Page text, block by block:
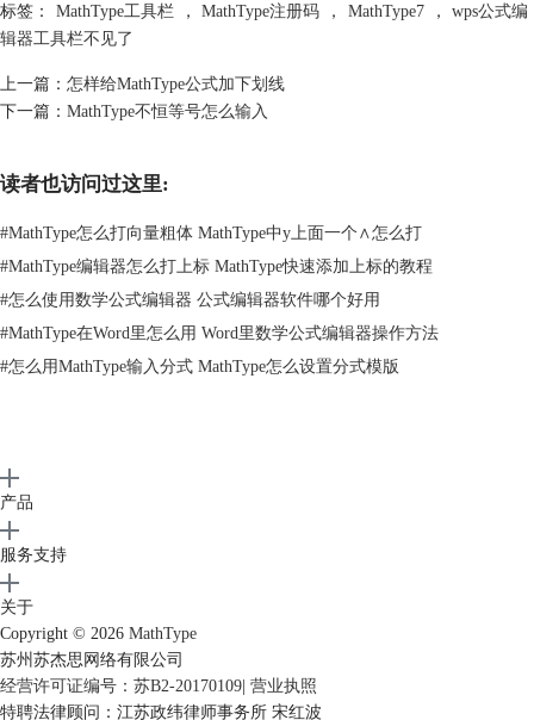
在“工具栏大小”一项中选择合适的显示比例
以上内容向大家介绍了MathType工具栏显示比例的调整方法，操作过程
很简单，大家可以根据自己的需要调节显示比例。MathType工具栏是
MathType的重要组成部份，如需了解MathType工具栏自定义的方法，可
以参考教程MathType如何自定义工具栏。
标签： MathType工具栏 ， MathType注册码 ， MathType7 ，
wps公式编
辑器工具栏不见了
上一篇： 怎样给MathType公式加下划线
下一篇： MathType不恒等号怎么输入
读者也访问过这里:
#MathType怎么打向量粗体 MathType中y上面一个∧怎么打
#MathType编辑器怎么打上标 MathType快速添加上标的教程
#怎么使用数学公式编辑器 公式编辑器软件哪个好用
#MathType在Word里怎么用 Word里数学公式编辑器操作方法
#怎么用MathType输入分式 MathType怎么设置分式模版
产品
服务支持
关于
Copyright © 2026 MathType
苏州苏杰思网络有限公司
经营许可证编号：苏B2-20170109 营业执照
特聘法律顾问：江苏政纬律师事务所 宋红波